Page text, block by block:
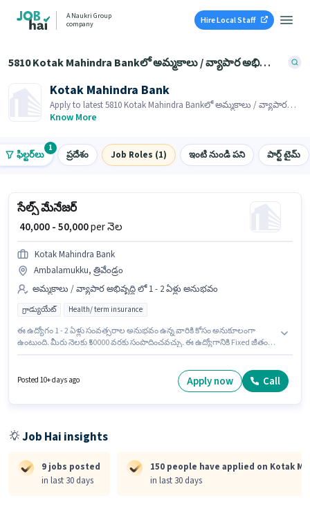
A Naukri Group
company
Hire Local Staff
5810 Kotak Mahindra Bankలో అమ్మకాలు / వ్యాపార అభివృద్ధి jobs
Kotak Mahindra Bank
Apply to latest 5810 Kotak Mahindra Bankలో అమ్మకాలు / వ్యాపార
అభివృద్ధి jobs on Job Hai! Recruiter is actively hiring in your area.
Know More
ఫిల్టర్‌లు
1
ప్రదేశం Job Roles (1) ఇంటి నుండి పని పార్ట్ టైమ్
సేల్స్ మేనేజర్
₹ 40,000 - 50,000per నెల
Kotak Mahindra Bank
Ambalamukku, త్రివేండ్రం
అమ్మకాలు / వ్యాపార అభివృద్ధి లో 1 - 2 ఏళ్లు అనుభవం
గ్రాడ్యుయేట్ Health/ term insurance
ఈ ఉద్యోగం 1 - 2 ఏళ్లు సంవత్సరాల అనుభవం ఉన్న వారికి కోసం అనుకూలంగా
ఉంటుంది. మీరు నెలకు ₹50000 వరకు సంపాదించవచ్చు. ఈ ఉద్యోగానికి Fixed జీతం
అదనపు Insurance, PF, Medical Benefits లు ఉద్యోగ స్థాయి మరియు కంపెనీ
పాలసీలపై ఆధారపడి ఇప్పించబడతాయి. ఈ ఉద్యోగం Ambalamukku, త్రివేండ్రం
Posted 10+ days ago Apply now Call
Job Hai insights
9 jobs posted
in last 30 days
150 people have applied on Kotak
in last 30 days